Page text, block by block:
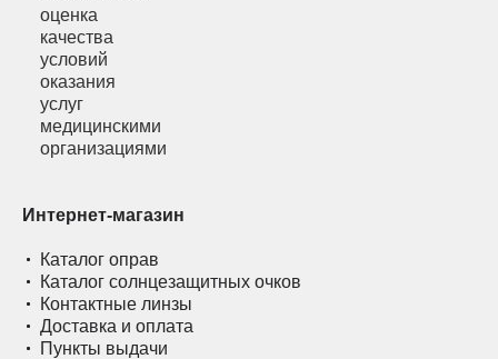
Интернет-магазин
Каталог оправ
Каталог солнцезащитных очков
Контактные линзы
Доставка и оплата
Пункты выдачи